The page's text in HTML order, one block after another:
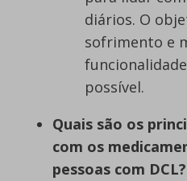
diários. O
sofrimento e
possível.
Quais são os
com os
pessoas com DCL?